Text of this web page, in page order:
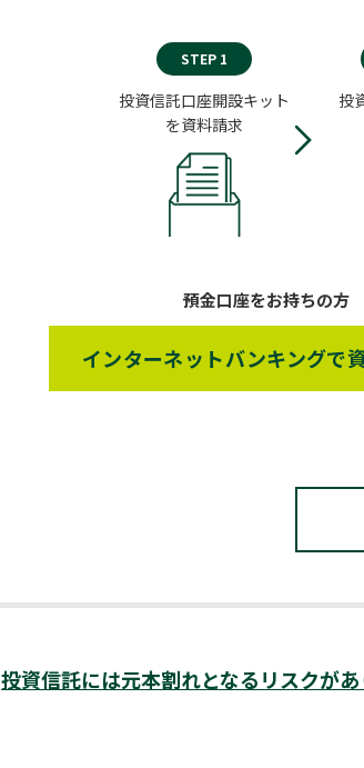
STEP 1
投資信託口座開設キット
を資料請求
投
預金口座をお持ちの方
インターネットバンキングで
投資信託には元本割れとなるリスクが